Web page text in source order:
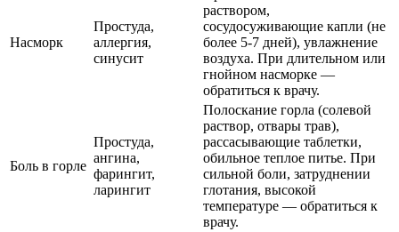
Насморк
Простуда,
аллергия,
синусит
раствором,
сосудосуживающие капли (не
более 5-7 дней), увлажнение
воздуха. При длительном или
гнойном насморке —
обратиться к врачу.
Боль в горле
Простуда,
ангина,
фарингит,
ларингит
Полоскание горла (солевой
раствор, отвары трав),
рассасывающие таблетки,
обильное теплое питье. При
сильной боли, затруднении
глотания, высокой
температуре — обратиться к
врачу.